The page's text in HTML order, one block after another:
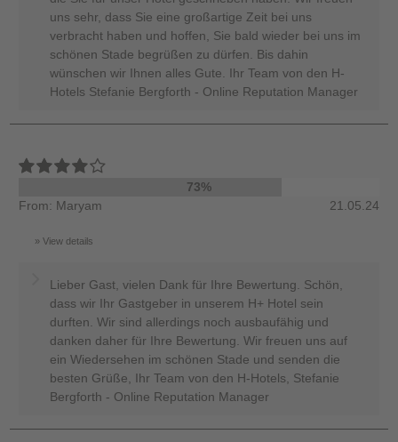
uns sehr, dass Sie eine großartige Zeit bei uns
verbracht haben und hoffen, Sie bald wieder bei uns im
schönen Stade begrüßen zu dürfen. Bis dahin
wünschen wir Ihnen alles Gute. Ihr Team von den H-
Hotels Stefanie Bergforth - Online Reputation Manager
73%
From: Maryam
21.05.24
View details
Lieber Gast, vielen Dank für Ihre Bewertung. Schön,
dass wir Ihr Gastgeber in unserem H+ Hotel sein
durften. Wir sind allerdings noch ausbaufähig und
danken daher für Ihre Bewertung. Wir freuen uns auf
ein Wiedersehen im schönen Stade und senden die
besten Grüße, Ihr Team von den H-Hotels, Stefanie
Bergforth - Online Reputation Manager